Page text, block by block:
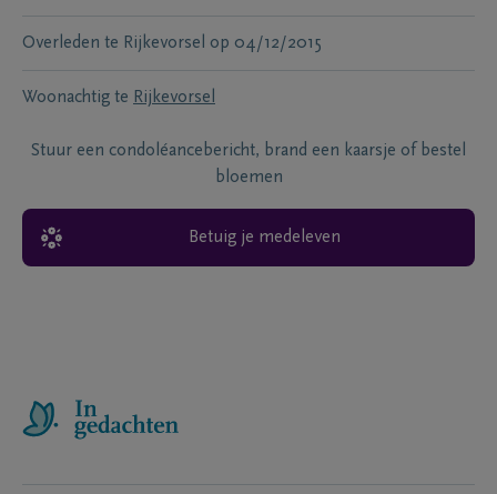
Overleden te Rijkevorsel op 04/12/2015
Woonachtig te Rijkevorsel
Stuur een condoléancebericht, brand een kaarsje of bestel
bloemen
Betuig je medeleven